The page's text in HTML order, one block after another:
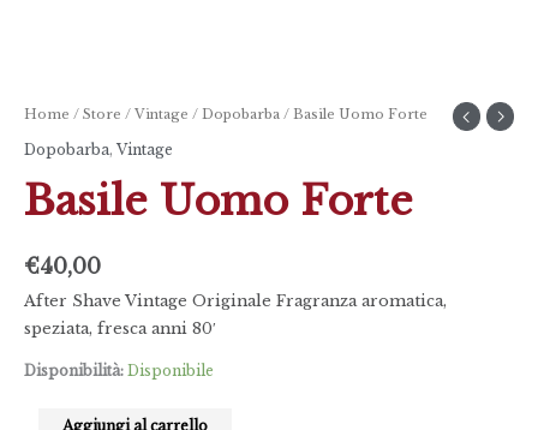
Home / Store / Vintage / Dopobarba / Basile Uomo Forte
Dopobarba, Vintage
Basile Uomo Forte
€40,00
After Shave Vintage Originale Fragranza aromatica,
speziata, fresca anni 80′
Disponibilità: Disponibile